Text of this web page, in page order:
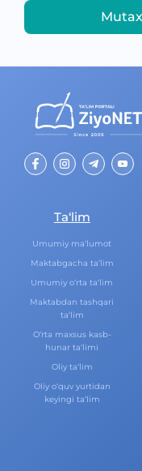
Ta‘lim
Umumiy ma‘lumot
Maktabgacha ta‘lim
Umumiy o‘rta ta‘lim
Maktabdan tashqari
ta‘lim
O‘rta maxsus kasb-
hunar ta‘limi
Oliy ta‘lim
Oliy o‘quv yurtidan
keyingi ta‘lim